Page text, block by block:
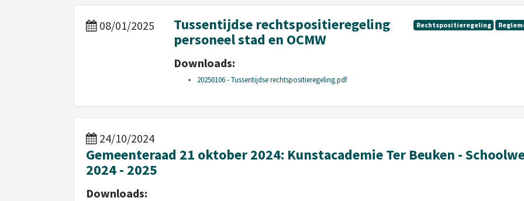
08/01/2025 Rechtspositieregeling
Tussentijdse rechtspositieregeling
personeel stad en OCMW
Downloads:
20250106 - Tussentijdse rechtspositieregeling.pdf
24/10/2024
Gemeenteraad 21 oktober 2024: Kunstacademie Ter Beuken -
2024 - 2025
Downloads: